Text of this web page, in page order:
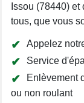
Issou (78440)
tous, que vous
Appelez
Service
Enlèvement
ou non roulant